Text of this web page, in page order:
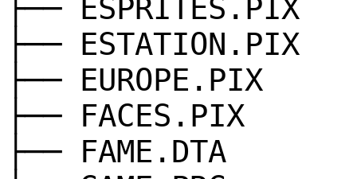
├── ESPRITES.PIX
├── ESTATION.PIX
├── EUROPE.PIX
├── FACES.PIX
├── FAME.DTA